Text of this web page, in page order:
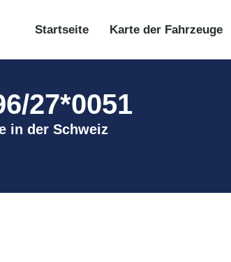
Startseite Karte der Fahrzeuge
27*0051
in der Schweiz